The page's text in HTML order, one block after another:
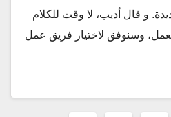
و قال أديب، لا وقت للكلام
وسنوفق لاختيار فريق عمل